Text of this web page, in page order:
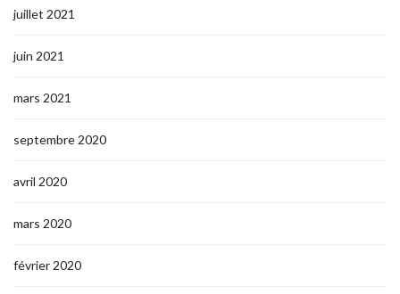
juillet 2021
juin 2021
mars 2021
septembre 2020
avril 2020
mars 2020
février 2020